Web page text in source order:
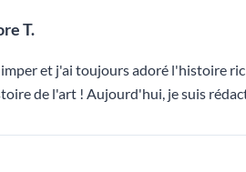
T.
et j'ai toujours adoré l'histoire
de l'art ! Aujourd'hui, je suis